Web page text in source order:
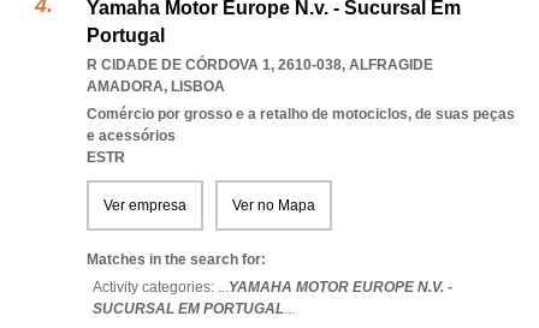
Yamaha Motor Europe N.v. - Sucursal Em
Portugal
R CIDADE DE CÓRDOVA 1, 2610-038, ALFRAGIDE
AMADORA, LISBOA
Comércio por grosso e a retalho de motociclos, de suas peças
e acessórios
ESTR
Ver empresa Ver no Mapa
Matches in the search for:
Activity categories: ...YAMAHA MOTOR EUROPE N.V. -
SUCURSAL EM PORTUGAL...